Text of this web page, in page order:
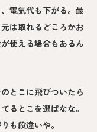
電気代も下がる。最
は取れるどころかお
使える場合もあるん
とこに飛びついたら
るとこを選ばなな。
も段違いや。